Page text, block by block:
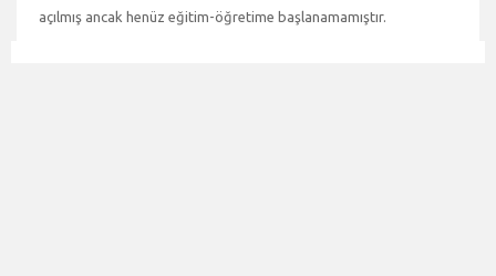
açılmış ancak henüz eğitim-öğretime başlanamamıştır.